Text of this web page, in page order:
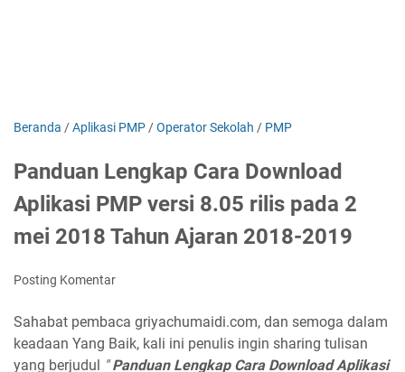
Beranda /Aplikasi PMP /Operator Sekolah / PMP
Panduan Lengkap Cara Download
Aplikasi PMP versi 8.05 rilis pada 2
mei 2018 Tahun Ajaran 2018-2019
Posting Komentar
Sahabat pembaca griyachumaidi.com, dan semoga dalam
keadaan Yang Baik, kali ini penulis ingin sharing tulisan
yang berjudul "Panduan Lengkap Cara Download Aplikasi